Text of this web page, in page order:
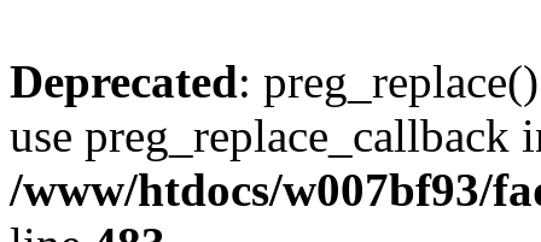
Deprecated:
use preg_replace_callback
/www/htdocs/w007bf93/